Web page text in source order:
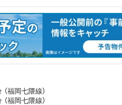
（福岡七隈線）
（福岡七隈線）